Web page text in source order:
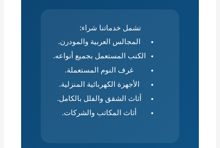
تشمل خدماتنا شراء:
المجالس العربية والمودرن.
الكنب المستعمل بجميع أنواعه.
غرف النوم المستعملة.
الأجهزة الكهربائية المنزلية.
أثاث الشقق والفلل بالكامل.
أثاث المكاتب والشركات.